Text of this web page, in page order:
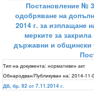
Постановление №
одобряване на
2014 г. за изплащане
мерките за
държавни и общински
Тип на документа: нормативен акт
Обнародван/Публикуван на: 2014-11-
ДВ, бр. 92 от 7.11.2014 г.